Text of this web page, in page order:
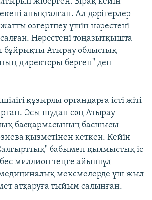
жіберген. Бірақ кейін
екені анықталған. Ал дәрігерлер
өзгертпеу үшін нәрестені
Нәрестені тоңазытқышта
бұйрықты Атырау облыстық
директоры берген" деп
құзырлы органдарға істі жіті
Осы шудан соң Атырау
басқармасының басшысы
қызметінен кеткен. Кейін
бабымен қылмыстық іс
миллион теңге айыппұл
мекемелерде үш жыл
атқаруға тыйым салынған.